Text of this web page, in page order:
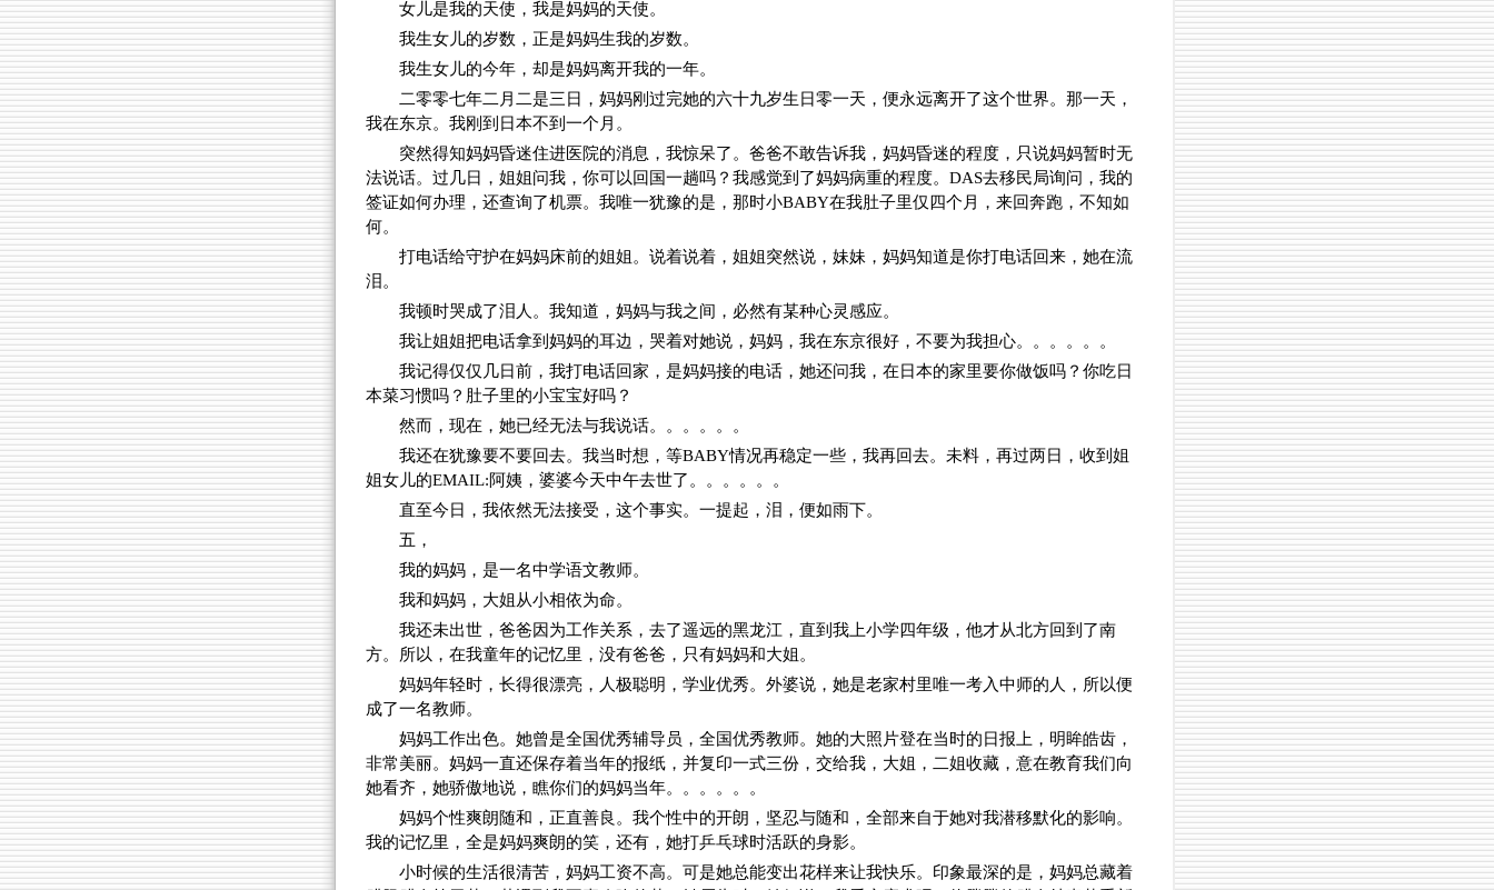
女儿是我的天使，我是妈妈的天使。
我生女儿的岁数，正是妈妈生我的岁数。
我生女儿的今年，却是妈妈离开我的一年。
二零零七年二月二是三日，妈妈刚过完她的六十九岁生日零一天，便永远离开了这个世界。那一天，
我在东京。我刚到日本不到一个月。
突然得知妈妈昏迷住进医院的消息，我惊呆了。爸爸不敢告诉我，妈妈昏迷的程度，只说妈妈暂时无
法说话。过几日，姐姐问我，你可以回国一趟吗？我感觉到了妈妈病重的程度。DAS去移民局询问，我的
签证如何办理，还查询了机票。我唯一犹豫的是，那时小BABY在我肚子里仅四个月，来回奔跑，不知如
何。
打电话给守护在妈妈床前的姐姐。说着说着，姐姐突然说，妹妹，妈妈知道是你打电话回来，她在流
泪。
我顿时哭成了泪人。我知道，妈妈与我之间，必然有某种心灵感应。
我让姐姐把电话拿到妈妈的耳边，哭着对她说，妈妈，我在东京很好，不要为我担心。。。。。。
我记得仅仅几日前，我打电话回家，是妈妈接的电话，她还问我，在日本的家里要你做饭吗？你吃日
本菜习惯吗？肚子里的小宝宝好吗？
然而，现在，她已经无法与我说话。。。。。。
我还在犹豫要不要回去。我当时想，等BABY情况再稳定一些，我再回去。未料，再过两日，收到姐
姐女儿的EMAIL:阿姨，婆婆今天中午去世了。。。。。。
直至今日，我依然无法接受，这个事实。一提起，泪，便如雨下。
五，
我的妈妈，是一名中学语文教师。
我和妈妈，大姐从小相依为命。
我还未出世，爸爸因为工作关系，去了遥远的黑龙江，直到我上小学四年级，他才从北方回到了南
方。所以，在我童年的记忆里，没有爸爸，只有妈妈和大姐。
妈妈年轻时，长得很漂亮，人极聪明，学业优秀。外婆说，她是老家村里唯一考入中师的人，所以便
成了一名教师。
妈妈工作出色。她曾是全国优秀辅导员，全国优秀教师。她的大照片登在当时的日报上，明眸皓齿，
非常美丽。妈妈一直还保存着当年的报纸，并复印一式三份，交给我，大姐，二姐收藏，意在教育我们向
她看齐，她骄傲地说，瞧你们的妈妈当年。。。。。。
妈妈个性爽朗随和，正直善良。我个性中的开朗，坚忍与随和，全部来自于她对我潜移默化的影响。
我的记忆里，全是妈妈爽朗的笑，还有，她打乒乓球时活跃的身影。
小时候的生活很清苦，妈妈工资不高。可是她总能变出花样来让我快乐。印象最深的是，妈妈总藏着